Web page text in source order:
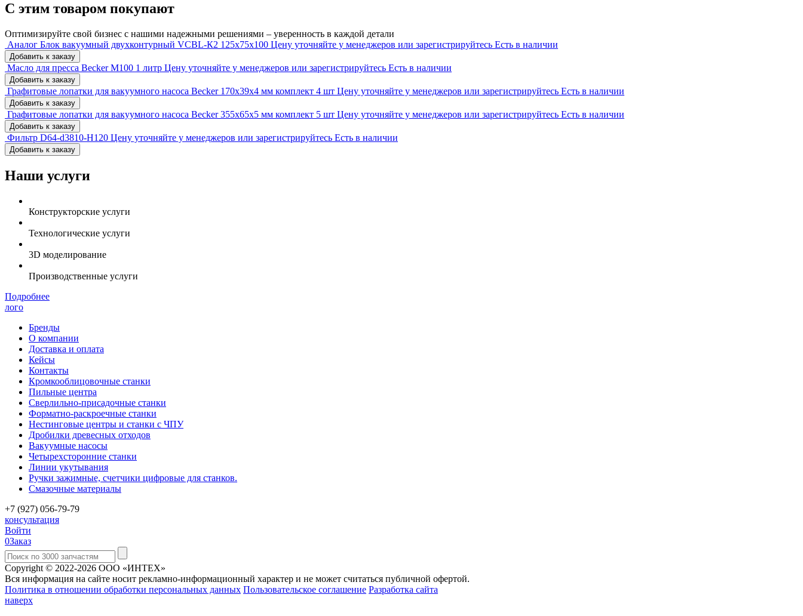
С этим товаром покупают
Оптимизируйте свой бизнес с нашими надежными решениями – уверенность в каждой детали
Аналог Блок вакуумный двухконтурный VCBL-К2 125х75х100 Цену уточняйте у менеджеров или зарегистрируйтесь Есть в наличии
Добавить к заказу
Масло для пресса Becker M100 1 литр Цену уточняйте у менеджеров или зарегистрируйтесь Есть в наличии
Добавить к заказу
Графитовые лопатки для вакуумного насоса Becker 170х39х4 мм комплект 4 шт Цену уточняйте у менеджеров или зарегистрируйтесь Есть в наличии
Добавить к заказу
Графитовые лопатки для вакуумного насоса Becker 355х65х5 мм комплект 5 шт Цену уточняйте у менеджеров или зарегистрируйтесь Есть в наличии
Добавить к заказу
Фильтр D64-d3810-H120 Цену уточняйте у менеджеров или зарегистрируйтесь Есть в наличии
Добавить к заказу
Наши услуги
Конструкторские услуги
Технологические услуги
3D моделирование
Производственные услуги
Подробнее
лого
Бренды
О компании
Доставка и оплата
Кейсы
Контакты
Кромкооблицовочные станки
Пильные центра
Сверлильно-присадочные станки
Форматно-раскроечные станки
Нестинговые центры и станки с ЧПУ
Дробилки древесных отходов
Вакуумные насосы
Четырехсторонние станки
Линии укутывания
Ручки зажимные, счетчики цифровые для станков.
Смазочные материалы
+7 (927) 056-79-79
консультация
Войти
0Заказ
Copyright © 2022-2026 ООО «ИНТЕХ»
Вся информация на сайте носит рекламно-информационный характер и не может считаться публичной офертой.
Политика в отношении обработки персональных данных Пользовательское соглашение Разработка сайта
наверх